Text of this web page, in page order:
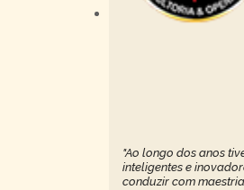
"Ao longo dos anos
inteligentes e
conduzir com